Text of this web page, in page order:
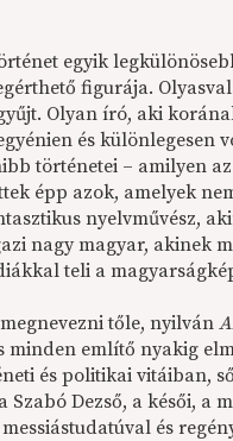
egyik
figurája.
Olyan író, aki
és különlegesen
történetei – amilyen
épp azok, amelyek
nyelvművész,
nagy magyar, akinek
teli a
tőle, nyilván
minden említő nyakig
és politikai vitáiban,
Szabó Dezső, a késői, a
és